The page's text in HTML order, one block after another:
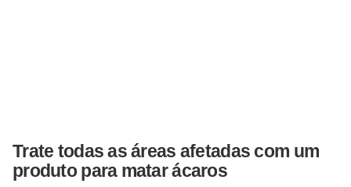
Trate todas as áreas afetadas com um
produto para matar ácaros
s
í